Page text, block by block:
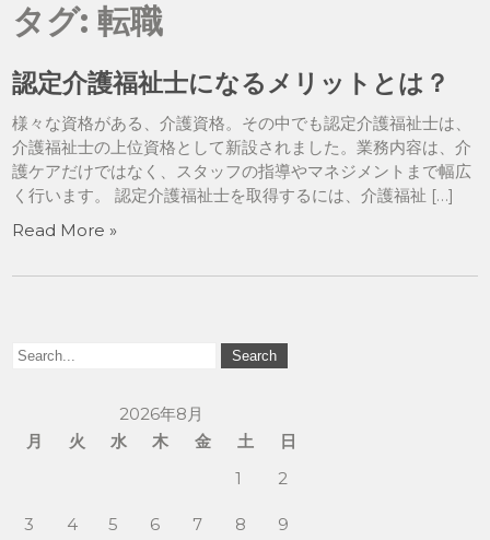
タグ:転職
認定介護福祉士になるメリットとは？
様々な資格がある、介護資格。その中でも認定介護福祉士は、
介護福祉士の上位資格として新設されました。業務内容は、介
護ケアだけではなく、スタッフの指導やマネジメントまで幅広
く行います。 認定介護福祉士を取得するには、介護福祉 […]
Read More »
2026年8月
月
火 水 木 金 土
日
1
2
3 4 5 6 7 8 9